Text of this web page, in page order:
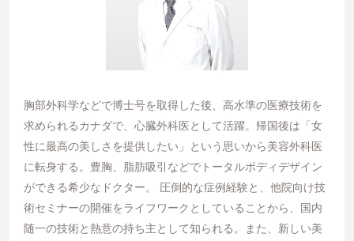
胸部外科学などで博士号を取得した後、高水準の医療技術を
求められるカナダで、心臓外科医として活躍。帰国後は「女
性に最高の美しさを提供したい」という思いから美容外科医
に転身する。豊胸、脂肪吸引などでトータルボディデザイン
ができる希少なドクター。 圧倒的な症例経験と、他院向け技
術セミナーの開催をライフワークとしていることから、国内
随一の技術と熱意の持ち主として知られる。また、新しい美